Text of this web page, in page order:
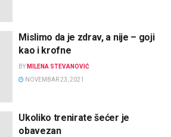
Mislimo da je zdrav, a nije – goji
kao i krofne
BY MILENA STEVANOVIĆ
NOVEMBAR 23, 2021
Ukoliko trenirate šećer je
obavezan